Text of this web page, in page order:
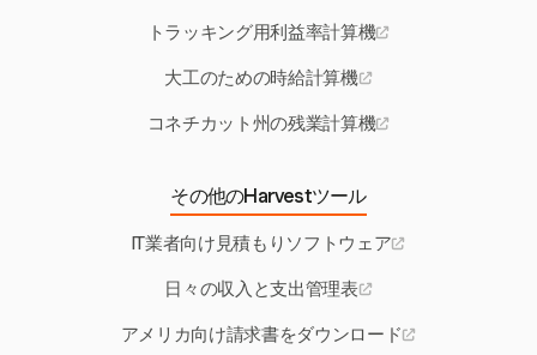
トラッキング用利益率計算機
大工のための時給計算機
コネチカット州の残業計算機
その他のHarvestツール
IT業者向け見積もりソフトウェア
日々の収入と支出管理表
アメリカ向け請求書をダウンロード